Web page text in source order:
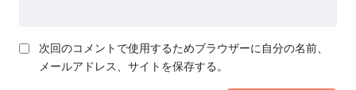
次回のコメントで使用するためブラウザーに自分の名前、
メールアドレス、サイトを保存する。